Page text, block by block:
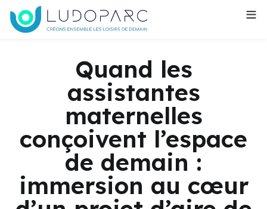
Quand les
assistantes
maternelles
conçoivent l’espace
de demain :
immersion au cœur